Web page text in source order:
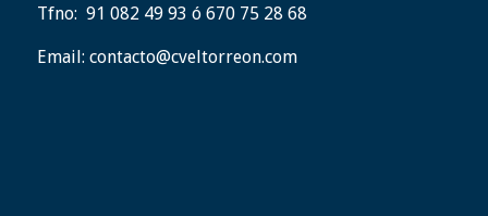
Tfno: 91 082 49 93 ó 670 75 28 68
Email: contacto@cveltorreon.com